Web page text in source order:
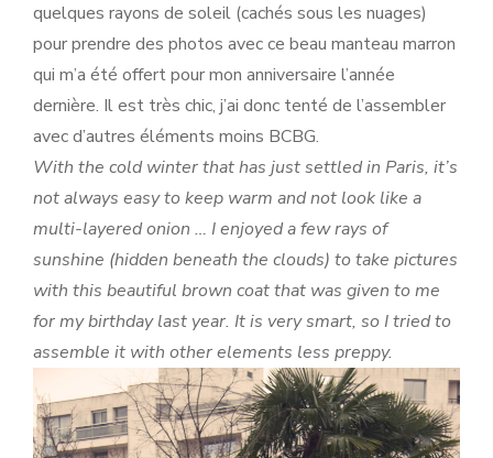
quelques rayons de soleil (cachés sous les nuages)
pour prendre des photos avec ce beau manteau marron
qui m’a été offert pour mon anniversaire l’année
dernière. Il est très chic, j’ai donc tenté de l’assembler
avec d’autres éléments moins BCBG.
With the cold winter that has just settled in Paris, it’s
not always easy to keep warm and not look like a
multi-layered onion … I enjoyed a few rays of
sunshine (hidden beneath the clouds) to take pictures
with this beautiful brown coat that was given to me
for my birthday last year. It is very smart, so I tried to
assemble it with other elements less preppy.